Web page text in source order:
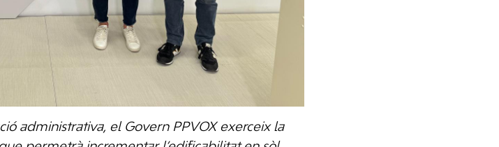
administrativa, el Govern PPVOX exerceix la